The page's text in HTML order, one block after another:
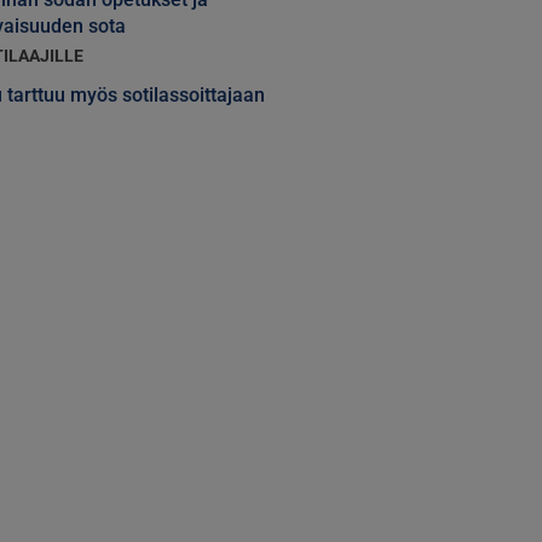
sota
tarttuu myös sotilassoittajaan